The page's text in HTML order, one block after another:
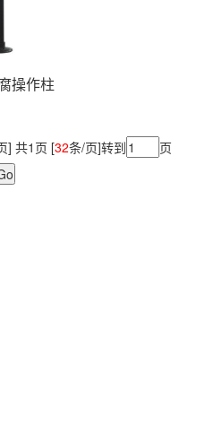
操作柱
] 共1页 [32条/页]转到 页